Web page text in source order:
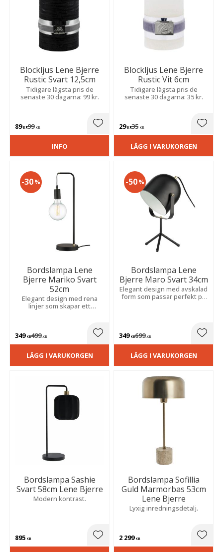
Blockljus Lene Bjerre
Rustic Svart 12,5cm
Tidigare lägsta pris de
senaste 30 dagarna: 99 kr.
89KR99KR Lägg till i favoriter
INFO
Blockljus Lene Bjerre
Rustic Vit 6cm
Tidigare lägsta pris de
senaste 30 dagarna: 35 kr.
29KR35KR
LÄGG I VARUKORGEN
Bordslampa Lene
Bjerre Mariko Svart
52cm
Elegant design med rena
linjer som skapar ett
349KR499KR
30%
Lägg till i favoriter
LÄGG I VARUKORGEN
Bordslampa Lene
Bjerre Maro Svart 34cm
Elegant design med avskalad
form som passar perfekt på
349KR699KR
50%
LÄGG I VARUKORGEN
Bordslampa Sashie
Svart 58cm Lene Bjerre
Modern kontrast.
895 KR Lägg till i favoriter
Bordslampa Sofillia
Guld Marmorbas 53cm
Lene Bjerre
Lyxig inredningsdetalj.
2 299KR